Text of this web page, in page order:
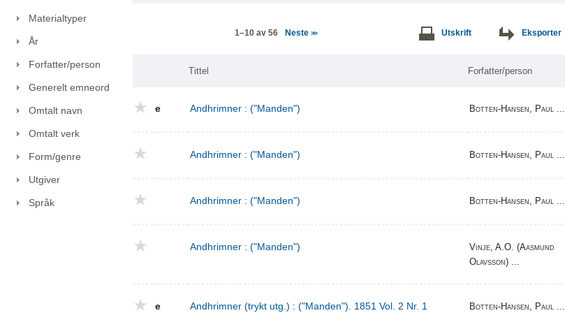
Materialtyper
År
Forfatter/person
Generelt emneord
Omtalt navn
Omtalt verk
Form/genre
Utgiver
Språk
1–10 av 56 Neste>> Utskrift Eksporter
Tittel Forfatter/person
e Andhrimner : ("Manden") Botten-Hansen, Paul ...
Andhrimner : ("Manden") Botten-Hansen, Paul ...
Andhrimner : ("Manden") Botten-Hansen, Paul ...
Andhrimner : ("Manden")
Vinje, A.O. (Aasmund
Olavsson) ...
e Andhrimner (trykt utg.) : ("Manden"). 1851 Vol. 2 Nr. 1 Botten-Hansen, Paul ...